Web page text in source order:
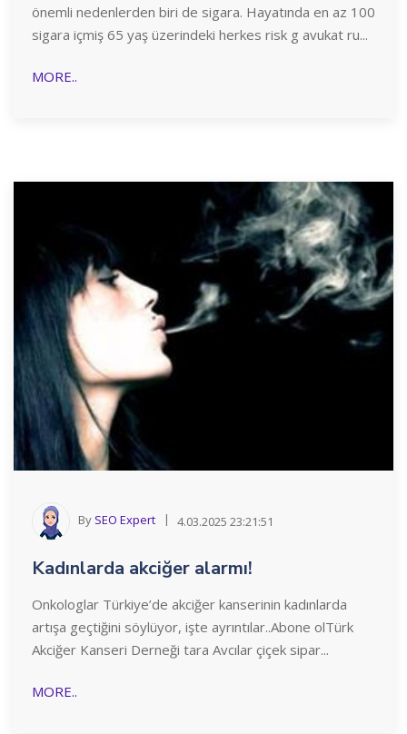
önemli nedenlerden biri de sigara. Hayatında en az 100
sigara içmiş 65 yaş üzerindeki herkes risk g avukat ru...
MORE..
By SEO Expert 4.03.2025 23:21:51
Kadınlarda akciğer alarmı!
Onkologlar Türkiye’de akciğer kanserinin kadınlarda
artışa geçtiğini söylüyor, işte ayrıntılar..Abone olTürk
Akciğer Kanseri Derneği tara Avcılar çiçek sipar...
MORE..